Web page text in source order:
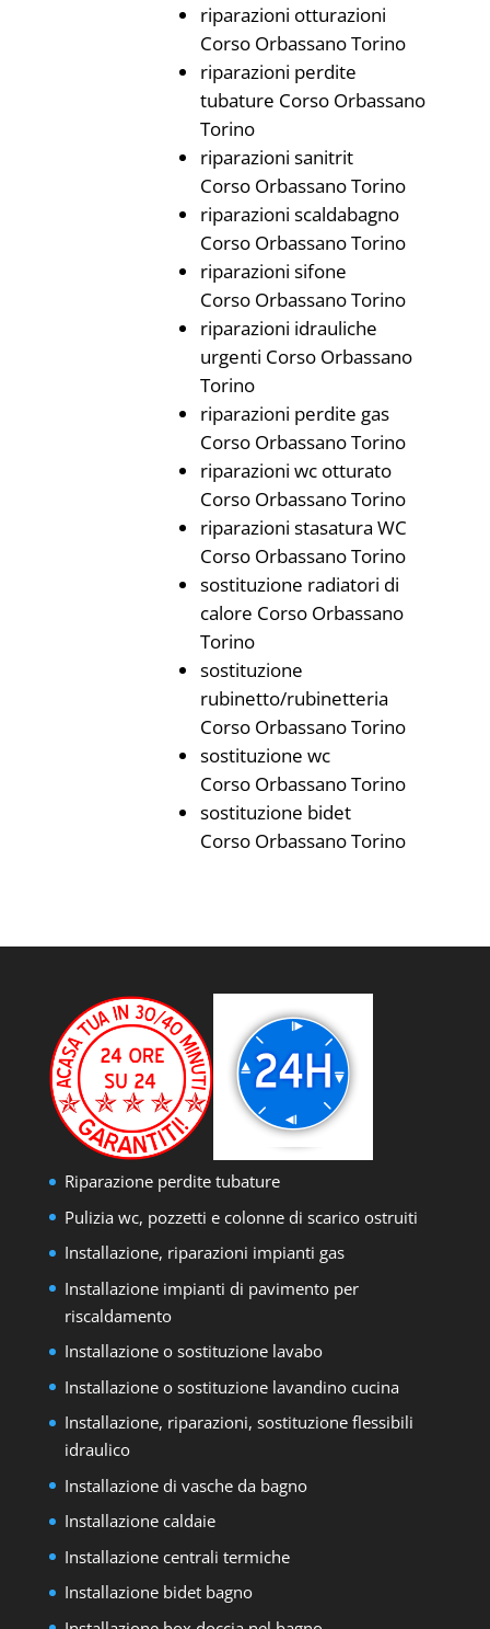
riparazioni otturazioni
Corso Orbassano Torino
riparazioni perdite
tubature Corso Orbassano
Torino
riparazioni sanitrit
Corso Orbassano Torino
riparazioni scaldabagno
Corso Orbassano Torino
riparazioni sifone
Corso Orbassano Torino
riparazioni idrauliche
urgenti Corso Orbassano
Torino
riparazioni perdite gas
Corso Orbassano Torino
riparazioni wc otturato
Corso Orbassano Torino
riparazioni stasatura WC
Corso Orbassano Torino
sostituzione radiatori di
calore Corso Orbassano
Torino
sostituzione
rubinetto/rubinetteria
Corso Orbassano Torino
sostituzione wc
Corso Orbassano Torino
sostituzione bidet
Corso Orbassano Torino
Riparazione perdite tubature
Pulizia wc, pozzetti e colonne di scarico ostruiti
Installazione, riparazioni impianti gas
Installazione impianti di pavimento per
riscaldamento
Installazione o sostituzione lavabo
Installazione o sostituzione lavandino cucina
Installazione, riparazioni, sostituzione flessibili
idraulico
Installazione di vasche da bagno
Installazione caldaie
Installazione centrali termiche
Installazione bidet bagno